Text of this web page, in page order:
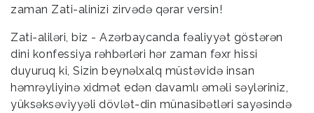
zaman Zati-alinizi zirvədə qərar versin!
Zati-aliləri, biz - Azərbaycanda fəaliyyət göstərən
dini konfessiya rəhbərləri hər zaman fəxr hissi
duyuruq ki, Sizin beynəlxalq müstəvidə insan
həmrəyliyinə xidmət edən davamlı əməli səyləriniz,
yüksəksəviyyəli dövlət-din münasibətləri sayəsində